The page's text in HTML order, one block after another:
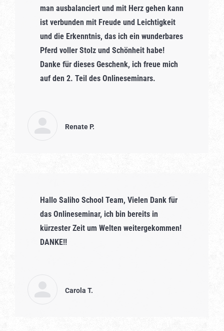
man ausbalanciert und mit Herz gehen kann
ist verbunden mit Freude und Leichtigkeit
und die Erkenntnis, das ich ein wunderbares
Pferd voller Stolz und Schönheit habe!
Danke für dieses Geschenk, ich freue mich
auf den 2. Teil des Onlineseminars.
Renate P.
Hallo Saliho School Team, Vielen Dank für
das Onlineseminar, ich bin bereits in
kürzester Zeit um Welten weitergekommen!
DANKE!!
Carola T.